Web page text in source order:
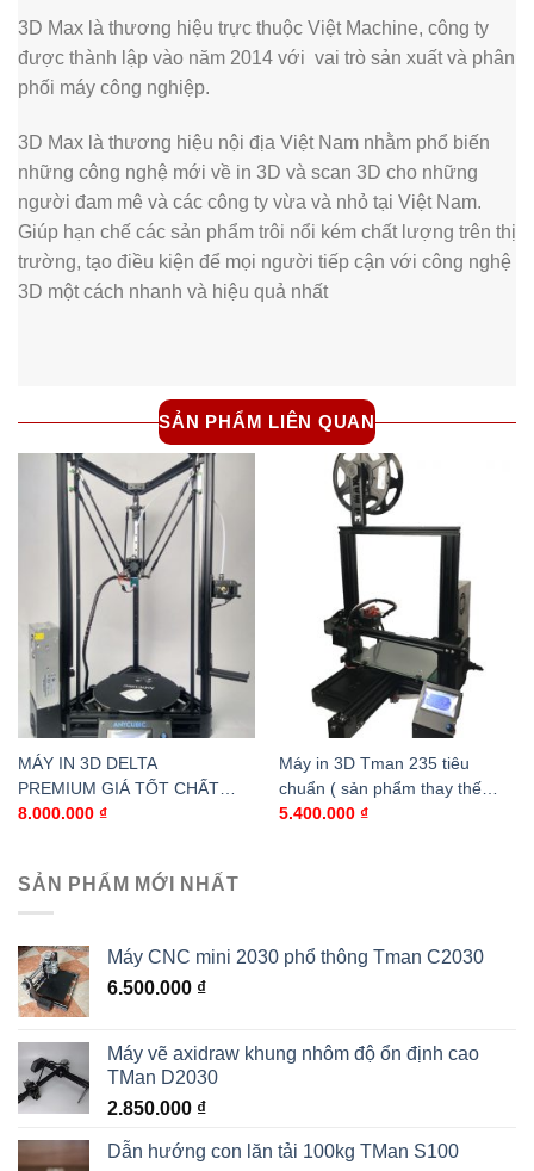
SẢN PHẨM LIÊN QUAN
MÁY IN 3D DELTA
PREMIUM GIÁ TỐT CHẤT
LƯỢNG
8.000.000 ₫
Máy in 3D Tman 235 tiêu
chuẩn ( sản phẩm thay thế
ender 3, Cr10)
5.400.000 ₫
3D Max là thương hiệu trực thuộc Việt Machine, công ty
được thành lập vào năm 2014 với vai trò sản xuất và phân
phối máy công nghiệp.
3D Max là thương hiệu nội địa Việt Nam nhằm phổ biến
những công nghệ mới về in 3D và scan 3D cho những
người đam mê và các công ty vừa và nhỏ tại Việt Nam.
Giúp hạn chế các sản phẩm trôi nổi kém chất lượng trên thị
trường, tạo điều kiện để mọi người tiếp cận với công nghệ
3D một cách nhanh và hiệu quả nhất
SẢN PHẨM MỚI NHẤT
Máy CNC mini 2030 phổ thông Tman C2030
6.500.000 ₫
Máy vẽ axidraw khung nhôm độ ổn định cao
TMan D2030
2.850.000 ₫
Dẫn hướng con lăn tải 100kg TMan S100